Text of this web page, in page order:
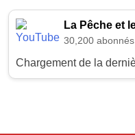
La Pêche et
30,200 abonnés
Chargement de la